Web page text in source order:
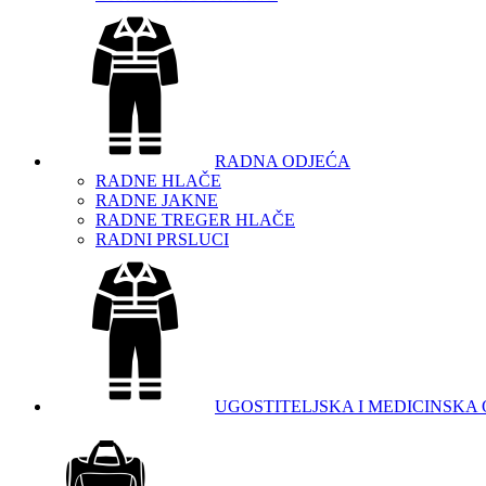
RADNA ODJEĆA
RADNE HLAČE
RADNE JAKNE
RADNE TREGER HLAČE
RADNI PRSLUCI
UGOSTITELJSKA I MEDICINSKA